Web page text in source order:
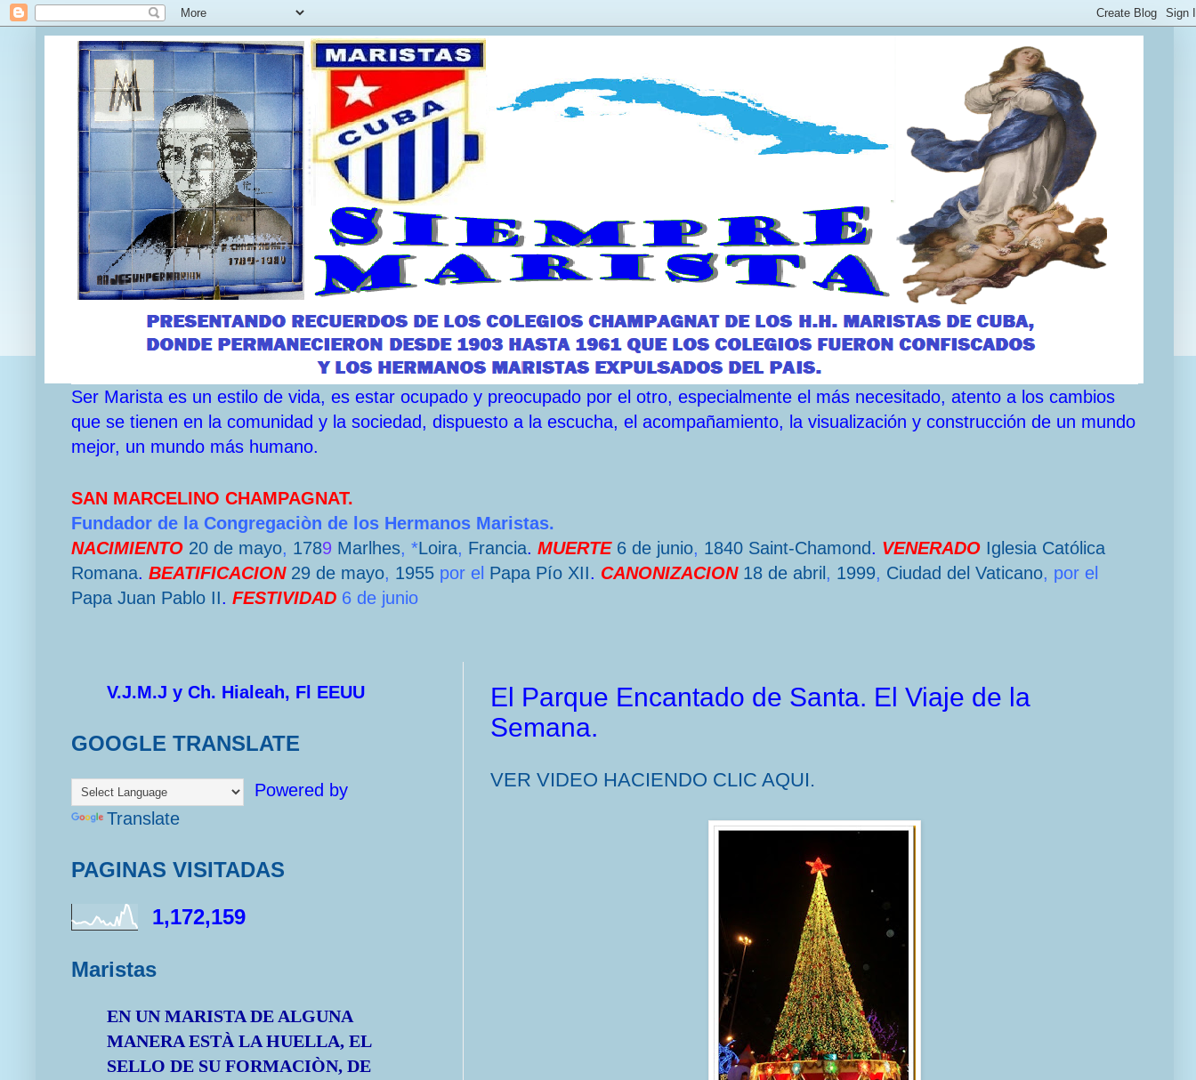
Ser Marista es un estilo de vida, es estar ocupado y preocupado por el otro, especialmente el más necesitado, atento a los cambios
que se tienen en la comunidad y la sociedad, dispuesto a la escucha, el acompañamiento, la visualización y construcción de un mundo
mejor, un mundo más humano.
SAN MARCELINO CHAMPAGNAT.
Fundador de la Congregaciòn de los Hermanos Maristas.
NACIMIENTO 20 de mayo, 1789 Marlhes, *Loira, Francia. MUERTE 6 de junio, 1840 Saint-Chamond. VENERADO Iglesia Católica
Romana. BEATIFICACION 29 de mayo, 1955 por el Papa Pío XII. CANONIZACION 18 de abril , 1999, Ciudad del Vaticano, por el
Papa Juan Pablo II. FESTIVIDAD 6 de junio
El Parque Encantado de Santa. El Viaje de la
Semana.
VER VIDEO HACIENDO CLIC AQUI.
V.J.M.J y Ch. Hialeah, Fl EEUU
GOOGLE TRANSLATE
Powered by
Translate
PAGINAS VISITADAS
1,172,159
Maristas
EN UN MARISTA DE ALGUNA
MANERA ESTÀ LA HUELLA, EL
SELLO DE SU FORMACIÒN, DE